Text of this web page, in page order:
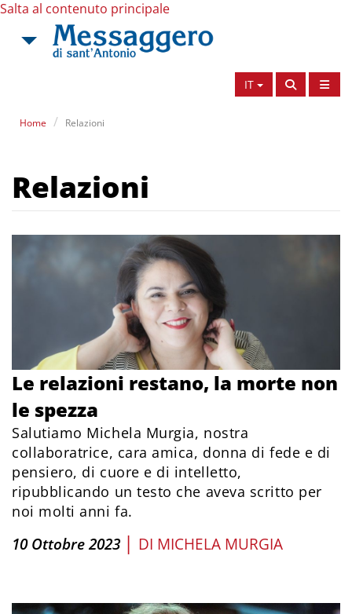
Salta al contenuto principale
IT
Home Relazioni
Relazioni
Le relazioni restano, la morte non
le spezza
Salutiamo Michela Murgia, nostra
collaboratrice, cara amica, donna di fede e di
pensiero, di cuore e di intelletto,
ripubblicando un testo che aveva scritto per
noi molti anni fa.
10 Ottobre 2023 | DI MICHELA MURGIA